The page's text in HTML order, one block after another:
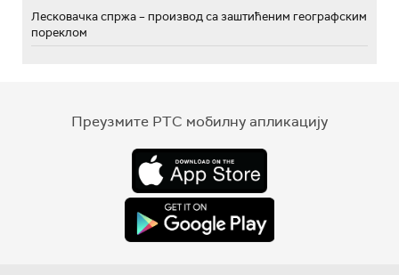
Лесковачка спржа – производ са заштићеним географским
пореклом
Преузмите РТС мобилну апликацију